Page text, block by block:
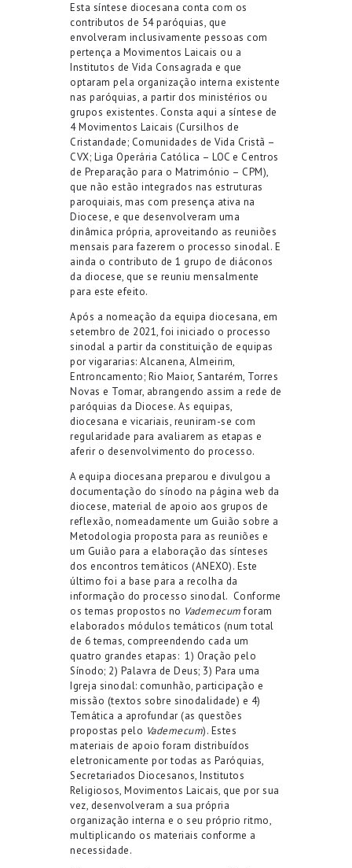
Esta síntese diocesana conta com os
contributos de 54 paróquias, que
envolveram inclusivamente pessoas com
pertença a Movimentos Laicais ou a
Institutos de Vida Consagrada e que
optaram pela organização interna existente
nas paróquias, a partir dos ministérios ou
grupos existentes. Consta aqui a síntese de
4 Movimentos Laicais (Cursilhos de
Cristandade; Comunidades de Vida Cristã –
CVX; Liga Operária Católica – LOC e Centros
de Preparação para o Matrimónio – CPM),
que não estão integrados nas estruturas
paroquiais, mas com presença ativa na
Diocese, e que desenvolveram uma
dinâmica própria, aproveitando as reuniões
mensais para fazerem o processo sinodal. E
ainda o contributo de 1 grupo de diáconos
da diocese, que se reuniu mensalmente
para este efeito.
Após a nomeação da equipa diocesana, em
setembro de 2021, foi iniciado o processo
sinodal a partir da constituição de equipas
por vigararias: Alcanena, Almeirim,
Entroncamento; Rio Maior, Santarém, Torres
Novas e Tomar, abrangendo assim a rede de
paróquias da Diocese. As equipas,
diocesana e vicariais, reuniram-se com
regularidade para avaliarem as etapas e
aferir o desenvolvimento do processo.
A equipa diocesana preparou e divulgou a
documentação do sínodo na página web da
diocese, material de apoio aos grupos de
reflexão, nomeadamente um Guião sobre a
Metodologia proposta para as reuniões e
um Guião para a elaboração das sínteses
dos encontros temáticos (ANEXO). Este
último foi a base para a recolha da
informação do processo sinodal. Conforme
os temas propostos no Vademecumforam
elaborados módulos temáticos (num total
de 6 temas, compreendendo cada um
quatro grandes etapas: 1) Oração pelo
Sínodo; 2) Palavra de Deus; 3) Para uma
Igreja sinodal: comunhão, participação e
missão (textos sobre sinodalidade) e 4)
Temática a aprofundar (as questões
propostas pelo Vademecum). Estes
materiais de apoio foram distribuídos
eletronicamente por todas as Paróquias,
Secretariados Diocesanos, Institutos
Religiosos, Movimentos Laicais, que por sua
vez, desenvolveram a sua própria
organização interna e o seu próprio ritmo,
multiplicando os materiais conforme a
necessidade.